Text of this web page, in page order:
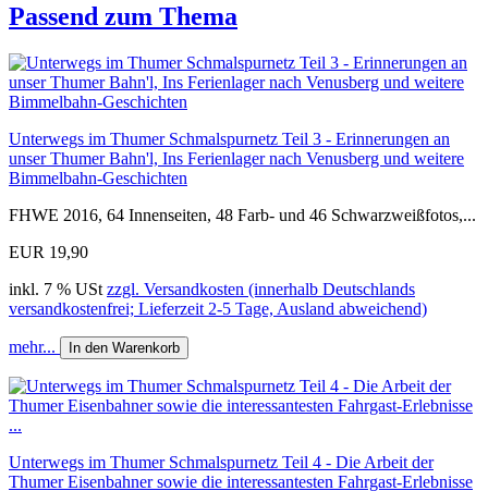
Passend zum Thema
Unterwegs im Thumer Schmalspurnetz Teil 3 - Erinnerungen an
unser Thumer Bahn'l, Ins Ferienlager nach Venusberg und weitere
Bimmelbahn-Geschichten
FHWE 2016, 64 Innenseiten, 48 Farb- und 46 Schwarzweißfotos,...
EUR 19,90
inkl. 7 % USt zzgl. Versandkosten (innerhalb Deutschlands
versandkostenfrei; Lieferzeit 2-5 Tage, Ausland abweichend)
mehr... In den Warenkorb
Unterwegs im Thumer Schmalspurnetz Teil 4 - Die Arbeit der
Thumer Eisenbahner sowie die interessantesten Fahrgast-Erlebnisse